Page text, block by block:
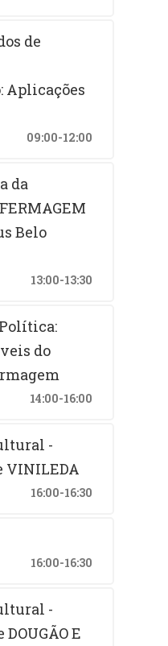
de
Aplicações
09:00-12:00
da
Belo
13:00-13:30
do
14:00-16:00
-
VINILEDA
16:00-16:30
16:00-16:30
-
DOUGÃO E